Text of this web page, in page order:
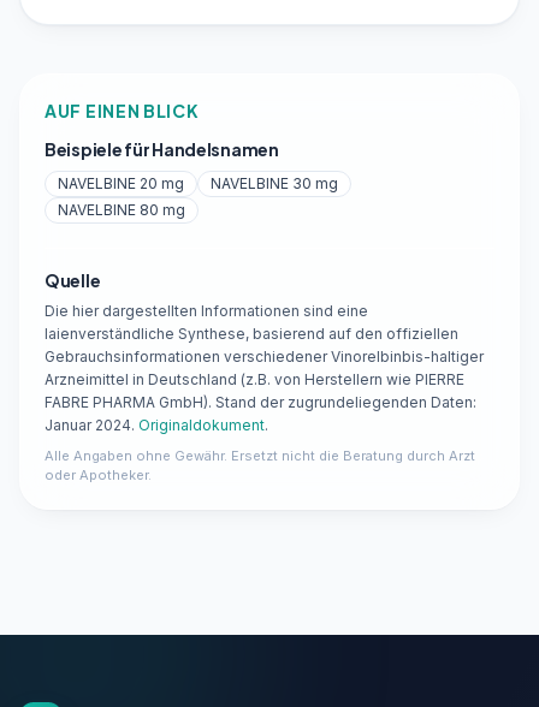
AUF EINEN BLICK
Beispiele für Handelsnamen
NAVELBINE 20 mg
NAVELBINE 30 mg
NAVELBINE 80 mg
Quelle
Die hier dargestellten Informationen sind eine
laienverständliche Synthese, basierend auf den offiziellen
Gebrauchsinformationen verschiedener Vinorelbinbis-haltiger
Arzneimittel in Deutschland (z.B. von Herstellern wie PIERRE
FABRE PHARMA GmbH). Stand der zugrundeliegenden Daten:
Januar 2024. Originaldokument.
Alle Angaben ohne Gewähr. Ersetzt nicht die Beratung durch Arzt
oder Apotheker.